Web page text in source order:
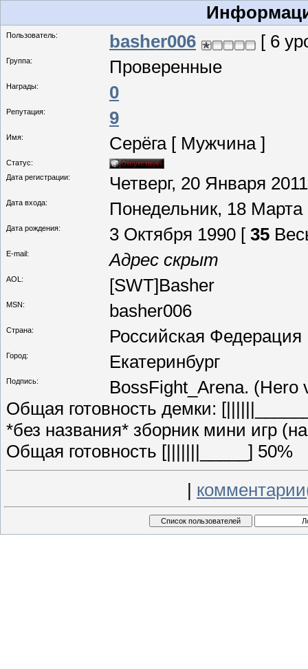
Пользователь: basher006 [ 6
Группа: Проверенные
Награды: 0
Репутация: 9
Имя: Серёга [ Мужчина ]
Статус:
Дата регистрации:
Четверг, 20 Января
Дата входа: Понедельник, 18 Марта
Дата рождения: 3 Октября 1990 [ 35
E-mail: Адрес скрыт
AOL: [SWT]Basher
MSN: basher006
Страна: Российская Федерация
Город: Екатеринбург
Подпись:
BossFight_Arena. (Hero
Общая готовность демки:
*без названия* зборник мини игр
Общая готовность [|||||||_____] 50%
|